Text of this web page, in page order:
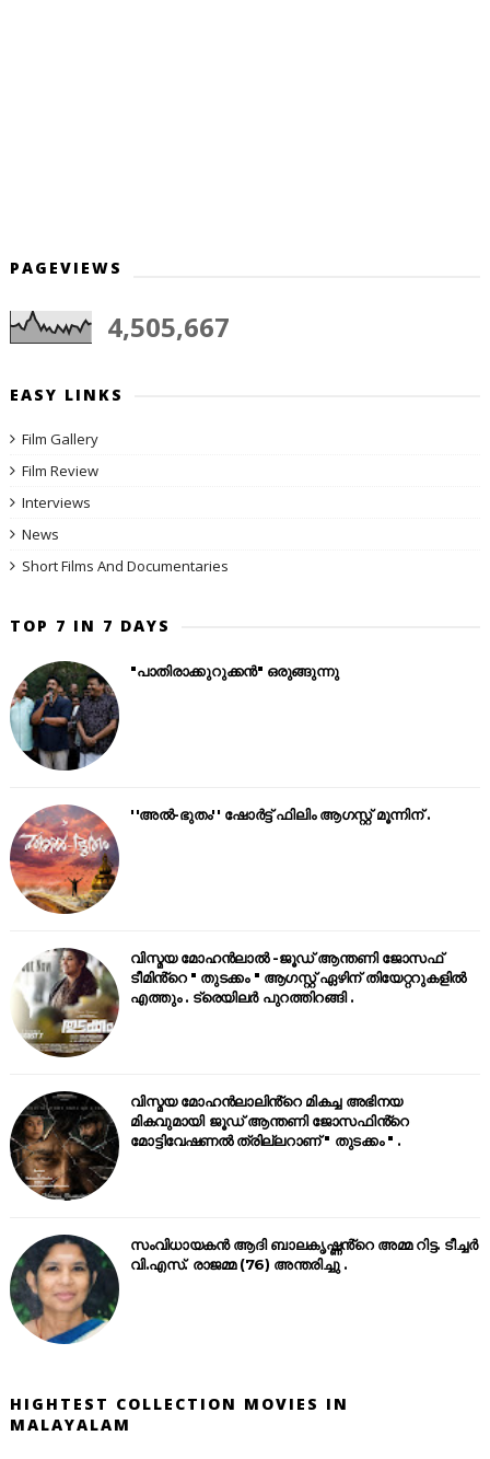
PAGEVIEWS
4,505,667
EASY LINKS
Film Gallery
Film Review
Interviews
News
Short Films And Documentaries
TOP 7 IN 7 DAYS
"പാതിരാക്കുറുക്കൻ" ഒരുങ്ങുന്നു
''അൽ-ഭുതം'' ഷോർട്ട് ഫിലിം ആഗസ്റ്റ് മൂന്നിന് .
വിസ്മയ മോഹൻലാൽ -ജൂഡ് ആന്തണി ജോസഫ്
ടീമിൻ്റെ " തുടക്കം " ആഗസ്റ്റ് ഏഴിന് തിയേറ്ററുകളിൽ
എത്തും . ട്രെയിലർ പുറത്തിറങ്ങി .
വിസ്മയ മോഹൻലാലിൻ്റെ മികച്ച അഭിനയ
മികവുമായി ജൂഡ് ആന്തണി ജോസഫിൻ്റെ
മോട്ടിവേഷണൽ ത്രില്ലറാണ് " തുടക്കം " .
സംവിധായകൻ ആദി ബാലകൃഷ്ണൻ്റെ അമ്മ റിട്ട. ടീച്ചർ
വി.എസ്. രാജമ്മ (76) അന്തരിച്ചു .
HIGHTEST COLLECTION MOVIES IN
MALAYALAM